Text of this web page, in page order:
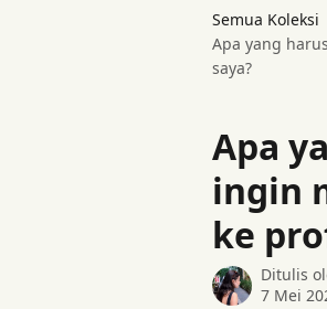
Semua Koleksi
Apa yang
saya?
Apa
ingin
ke
Ditulis
7 Mei